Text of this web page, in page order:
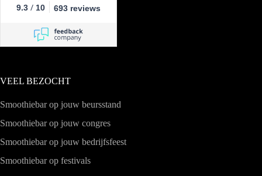
9.3 / 10 693 reviews
VEEL BEZOCHT
Smoothiebar op jouw beursstand
Smoothiebar op jouw congres
Smoothiebar op jouw bedrijfsfeest
Smoothiebar op festivals